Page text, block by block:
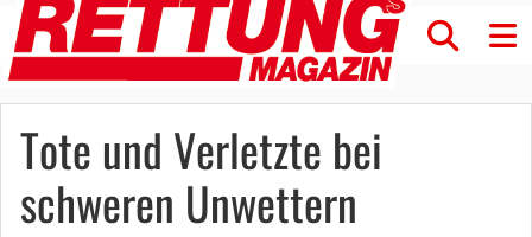
Tote und Verletzte bei
schweren Unwettern